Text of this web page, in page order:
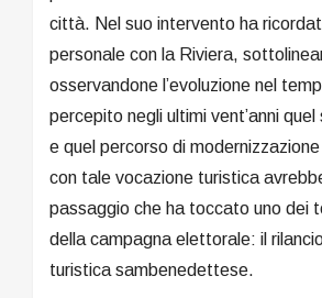
città. Nel suo intervento ha
personale con la Riviera,
osservandone l’evoluzione nel
percepito negli ultimi vent’anni
e quel percorso di
con tale vocazione turistica
passaggio che ha toccato uno dei
della campagna elettorale: il
turistica sambenedettese.